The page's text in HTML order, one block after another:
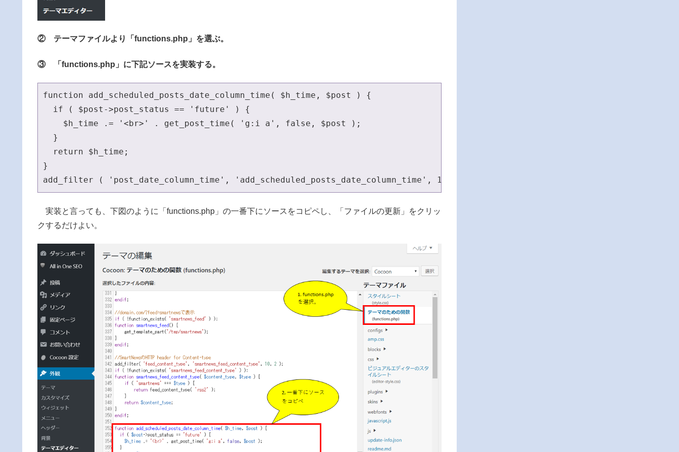
② テーマファイルより「functions.php」を選ぶ。
③ 「functions.php」に下記ソースを実装する。
function add_scheduled_posts_date_column_time( $h_time, $post ) {
  if ( $post->post_status == 'future' ) {
    $h_time .= '<br>' . get_post_time( 'g:i a', false, $post );
  }
  return $h_time;
}
add_filter ( 'post_date_column_time', 'add_scheduled_posts_date_column_time', 10, 2 );
実装と言っても、下図のように「functions.php」の一番下にソースをコピペし、「ファイルの更新」をクリッ
クするだけよい。